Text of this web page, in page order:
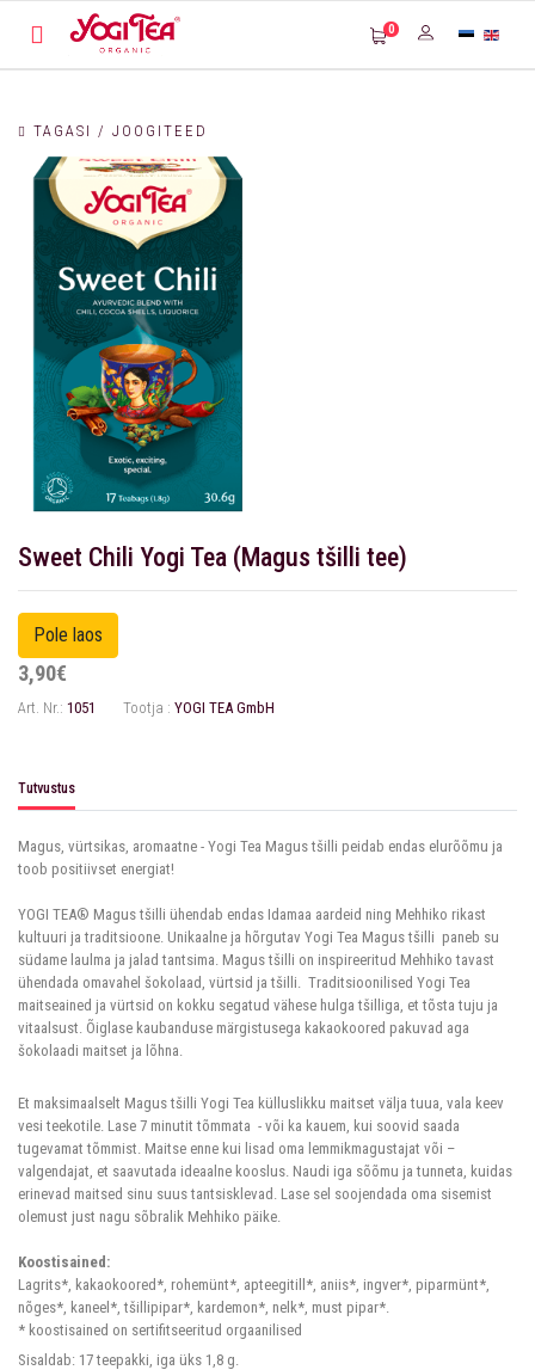
0
TAGASI / JOOGITEED
Sweet Chili Yogi Tea (Magus tšilli tee)
3,90€
Art. Nr.: 1051 Tootja : YOGI TEA GmbH
Tutvustus
Magus, vürtsikas, aromaatne - Yogi Tea Magus tšilli peidab endas elurõõmu ja
toob positiivset energiat!
YOGI TEA® Magus tšilli ühendab endas Idamaa aardeid ning Mehhiko rikast
kultuuri ja traditsioone. Unikaalne ja hõrgutav Yogi Tea Magus tšilli paneb su
südame laulma ja jalad tantsima. Magus tšilli on inspireeritud Mehhiko tavast
ühendada omavahel šokolaad, vürtsid ja tšilli. Traditsioonilised Yogi Tea
maitseained ja vürtsid on kokku segatud vähese hulga tšilliga, et tõsta tuju ja
vitaalsust. Õiglase kaubanduse märgistusega kakaokoored pakuvad aga
šokolaadi maitset ja lõhna.
Et maksimaalselt Magus tšilli Yogi Tea külluslikku maitset välja tuua, vala keev
vesi teekotile. Lase 7 minutit tõmmata - või ka kauem, kui soovid saada
tugevamat tõmmist. Maitse enne kui lisad oma lemmikmagustajat või –
valgendajat, et saavutada ideaalne kooslus. Naudi iga sõõmu ja tunneta, kuidas
erinevad maitsed sinu suus tantsisklevad. Lase sel soojendada oma sisemist
olemust just nagu sõbralik Mehhiko päike.
Koostisained:
Lagrits*, kakaokoored*, rohemünt*, apteegitill*, aniis*, ingver*, piparmünt*,
nõges*, kaneel*, tšillipipar*, kardemon*, nelk*, must pipar*.
* koostisained on sertifitseeritud orgaanilised
Sisaldab: 17 teepakki, iga üks 1,8 g.